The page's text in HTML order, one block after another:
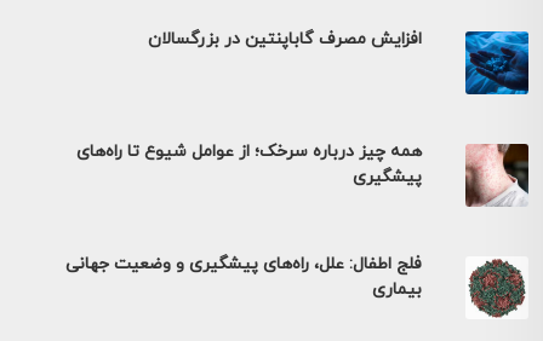
افزایش مصرف گاباپنتین در بزرگسالان
همه چیز درباره سرخک؛ از عوامل شیوع تا راه‌های
پیشگیری
فلج اطفال: علل، راه‌های پیشگیری و وضعیت جهانی
بیماری